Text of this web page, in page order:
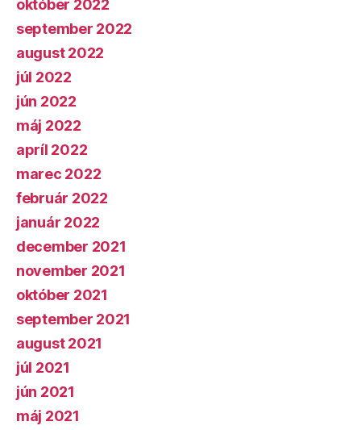
október 2022
september 2022
august 2022
júl 2022
jún 2022
máj 2022
apríl 2022
marec 2022
február 2022
január 2022
december 2021
november 2021
október 2021
september 2021
august 2021
júl 2021
jún 2021
máj 2021